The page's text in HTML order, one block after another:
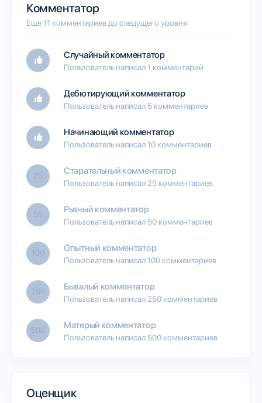
Комментатор
Еще 11 комментариев до следущего уровня
Случайный комментатор
Пользователь написал 1 комментарий
Дебютирующий комментатор
Пользователь написал 5 комментариев
Начинающий комментатор
Пользователь написал 10 комментариев
25 Старательный комментатор
Пользователь написал 25 комментариев
50 Рьяный комментатор
Пользователь написал 50 комментариев
100 Опытный комментатор
Пользователь написал 100 комментариев
250 Бывалый комментатор
Пользователь написал 250 комментариев
500 Матерый комментатор
Пользователь написал 500 комментариев
Оценщик